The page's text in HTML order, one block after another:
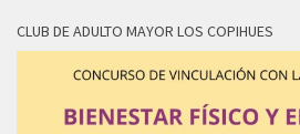
CLUB DE ADULTO MAYOR LOS COPIHUES